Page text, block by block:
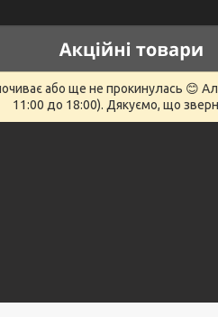
або ще не прокинулась 😊
11:00 до 18:00). Дякуємо, що